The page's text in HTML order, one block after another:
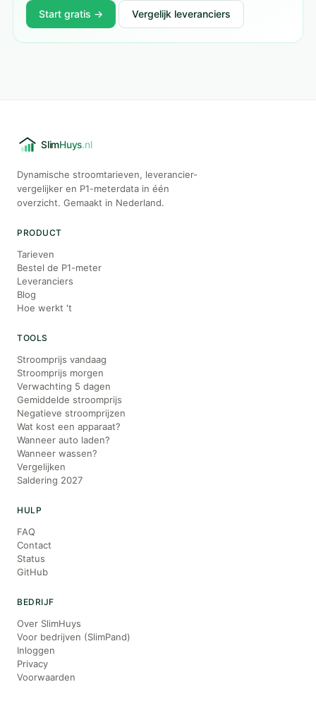
Start gratis → Vergelijk leveranciers
Dynamische stroomtarieven, leverancier-
vergelijker en P1-meterdata in één
overzicht. Gemaakt in Nederland.
PRODUCT
Tarieven
Bestel de P1-meter
Leveranciers
Blog
Hoe werkt 't
TOOLS
Stroomprijs vandaag
Stroomprijs morgen
Verwachting 5 dagen
Gemiddelde stroomprijs
Negatieve stroomprijzen
Wat kost een apparaat?
Wanneer auto laden?
Wanneer wassen?
Vergelijken
Saldering 2027
HULP
FAQ
Contact
Status
GitHub
BEDRIJF
Over SlimHuys
Voor bedrijven (SlimPand)
Inloggen
Privacy
Voorwaarden